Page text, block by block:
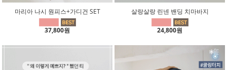
마리아 나시 원피스+가디건 SET
37,800원
살랑살랑 린넨 밴딩 치마바지
24,800원